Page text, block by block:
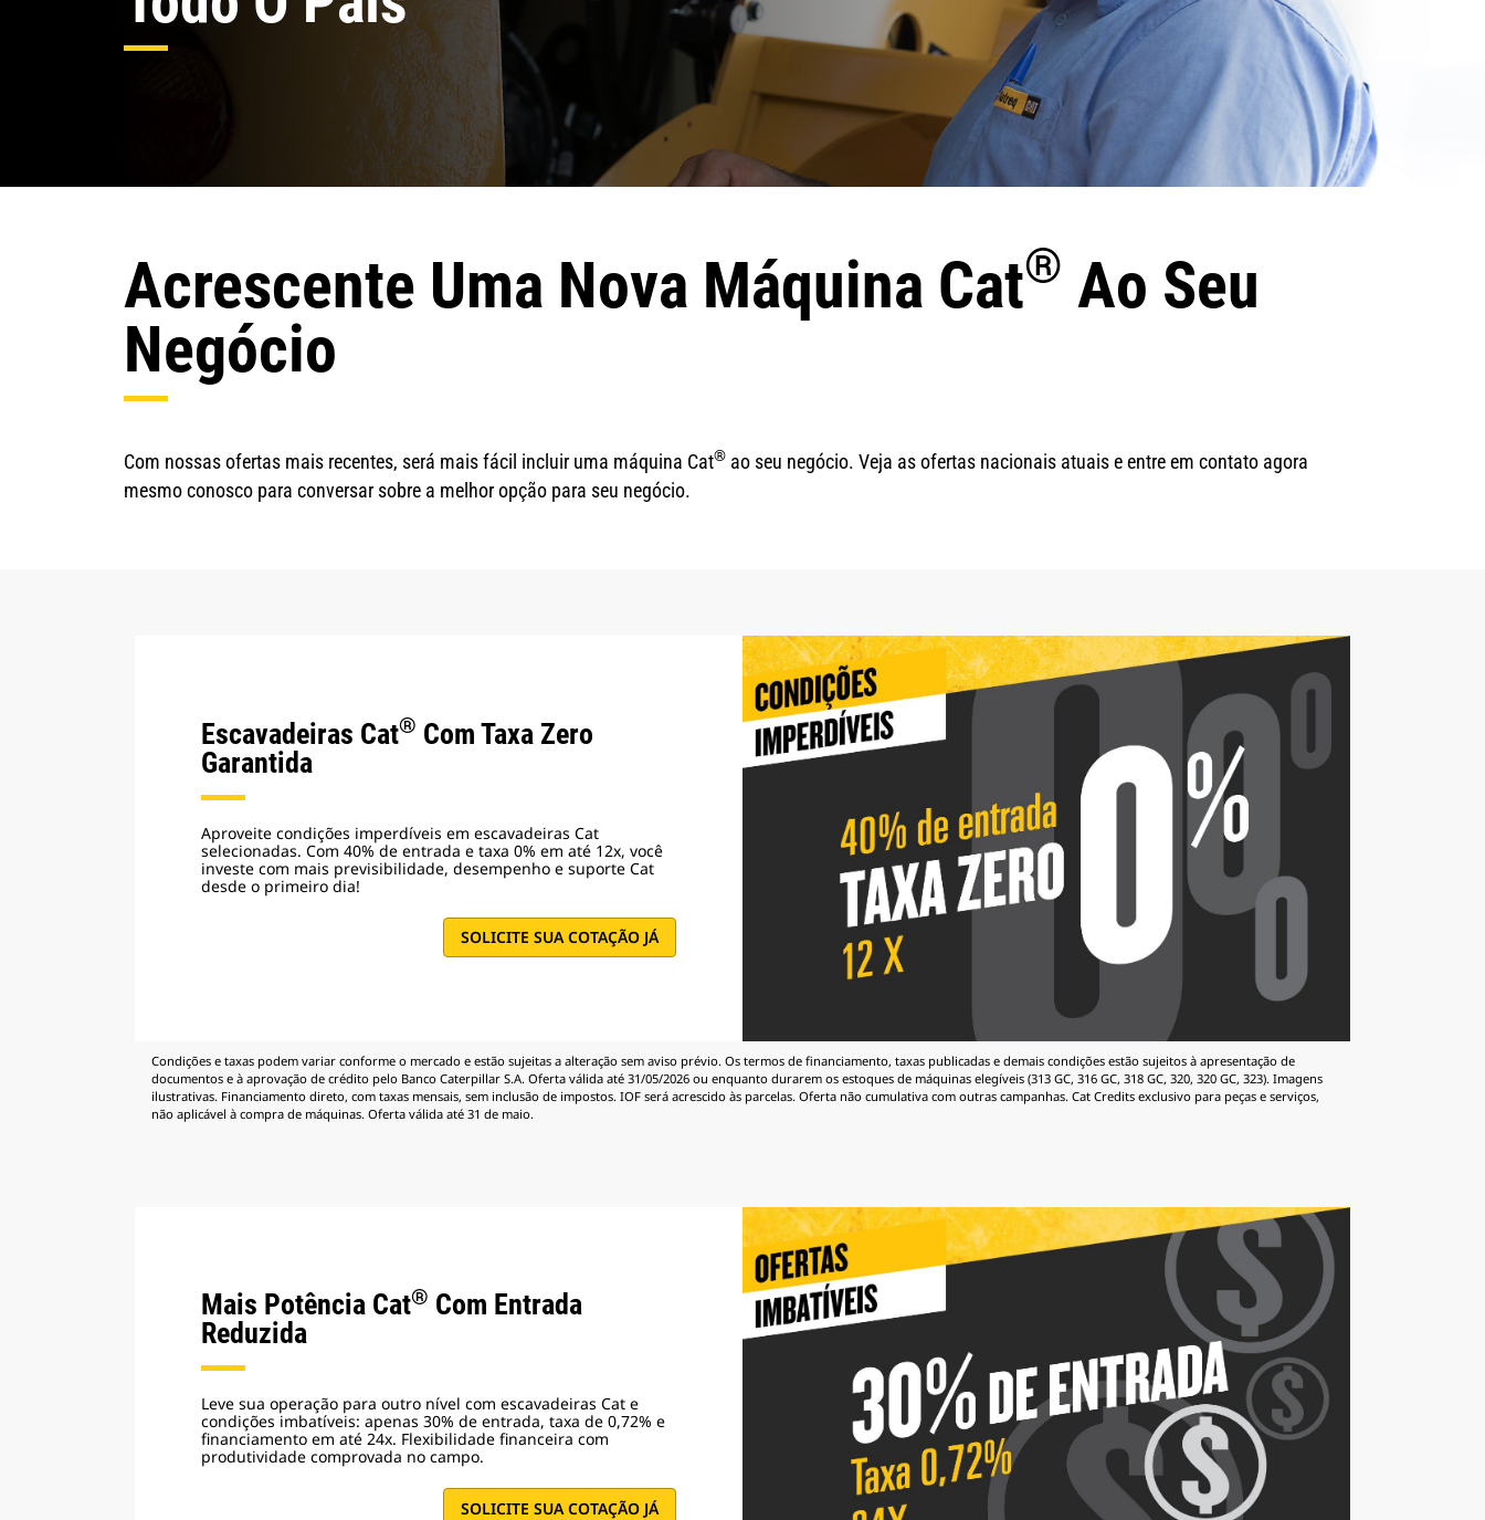
Acrescente Uma Nova Máquina Cat® Ao Seu
Negócio
Com nossas ofertas mais recentes, será mais fácil incluir uma máquina Cat® ao seu negócio. Veja as ofertas nacionais atuais e entre em contato agora
mesmo conosco para conversar sobre a melhor opção para seu negócio.
Escavadeiras Cat® Com Taxa Zero
Garantida
Aproveite condições imperdíveis em escavadeiras Cat
selecionadas. Com 40% de entrada e taxa 0% em até 12x, você
investe com mais previsibilidade, desempenho e suporte Cat
desde o primeiro dia!
SOLICITE SUA COTAÇÃO JÁ
Condições e taxas podem variar conforme o mercado e estão sujeitas a alteração sem aviso prévio. Os termos de financiamento, taxas publicadas e demais condições estão sujeitos à apresentação de
documentos e à aprovação de crédito pelo Banco Caterpillar S.A. Oferta válida até 31/05/2026 ou enquanto durarem os estoques de máquinas elegíveis (313 GC, 316 GC, 318 GC, 320, 320 GC, 323). Imagens
ilustrativas. Financiamento direto, com taxas mensais, sem inclusão de impostos. IOF será acrescido às parcelas. Oferta não cumulativa com outras campanhas. Cat Credits exclusivo para peças e serviços,
não aplicável à compra de máquinas. Oferta válida até 31 de maio.
Mais Potência Cat® Com Entrada
Reduzida
Leve sua operação para outro nível com escavadeiras Cat e
condições imbatíveis: apenas 30% de entrada, taxa de 0,72% e
financiamento em até 24x. Flexibilidade financeira com
produtividade comprovada no campo.
SOLICITE SUA COTAÇÃO JÁ